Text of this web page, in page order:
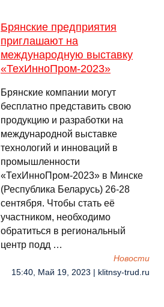
Брянские предприятия
приглашают на
международную выставку
«ТехИнноПром-2023»
Брянские компании могут
бесплатно представить свою
продукцию и разработки на
международной выставке
технологий и инноваций в
промышленности
«ТехИнноПром-2023» в Минске
(Республика Беларусь) 26-28
сентября. Чтобы стать её
участником, необходимо
обратиться в региональный
центр подд …
Новости
15:40, Май 19, 2023 | klitnsy-trud.ru